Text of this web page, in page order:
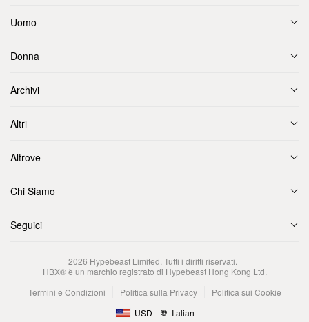
Uomo
Donna
Archivi
Altri
Altrove
Chi Siamo
Seguici
2026 Hypebeast Limited. Tutti i diritti riservati.
HBX® è un marchio registrato di Hypebeast Hong Kong Ltd.
Termini e Condizioni
Politica sulla Privacy
Politica sui Cookie
USD
Italian